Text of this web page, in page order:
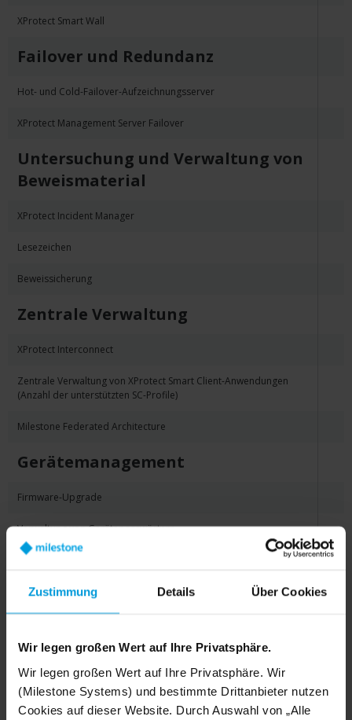
Zustimmung Details Über Cookies
Wir legen großen Wert auf Ihre Privatsphäre.
Wir legen großen Wert auf Ihre Privatsphäre. Wir
(Milestone Systems) und bestimmte Drittanbieter nutzen
Cookies auf dieser Website. Durch Auswahl von „Alle
XProtect Smart Wall
Failover und Redundanz
Hot- und Cold-Failover-Aufzeichnungsserver
XProtect Management Server Failover
Untersuchung und Verwaltung von
Beweismaterial
XProtect Incident Manager
Lesezeichen
Beweissicherung
Zentrale Verwaltung
XProtect Interconnect
Zentrale Verwaltung von XProtect Smart Client-Anwendungen
(Anzahl der unterstützten SC-Profile)
Milestone Federated Architecture
Gerätemanagement
Firmware-Upgrade
Verwaltung von Gerätepasswörtern
XProtect-Erweiterungen
Integration von Drittanbieter-Anwendungen und Unterstützung für
Videoanalysen